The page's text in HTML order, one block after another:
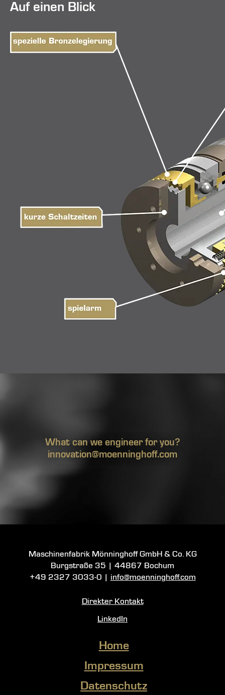
Auf einen Blick
What can we engineer for you?
innovation@moenninghoff.com
Maschinenfabrik Mönninghoff GmbH & Co. KG
Burgstraße 35
44867 Bochum
+49 2327 3033-0
info@moenninghoff.com
Direkter Kontakt
LinkedIn
Home
Impressum
Datenschutz